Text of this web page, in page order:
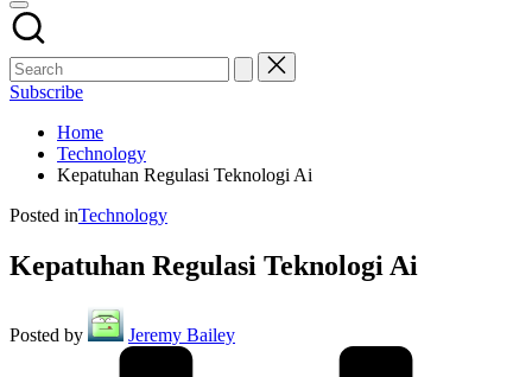
Subscribe
Home
Technology
Kepatuhan Regulasi Teknologi Ai
Posted inTechnology
Kepatuhan Regulasi Teknologi Ai
Posted by Jeremy Bailey